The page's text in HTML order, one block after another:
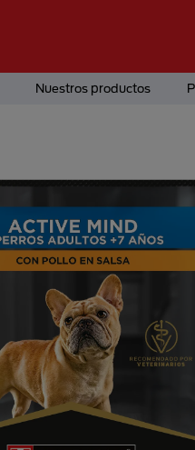
Nuestros productos